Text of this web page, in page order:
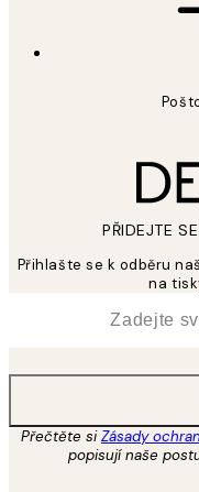
PŘIDEJTE
Přihlašte se k odběru
na
Přečtěte siZásady
popisují naše